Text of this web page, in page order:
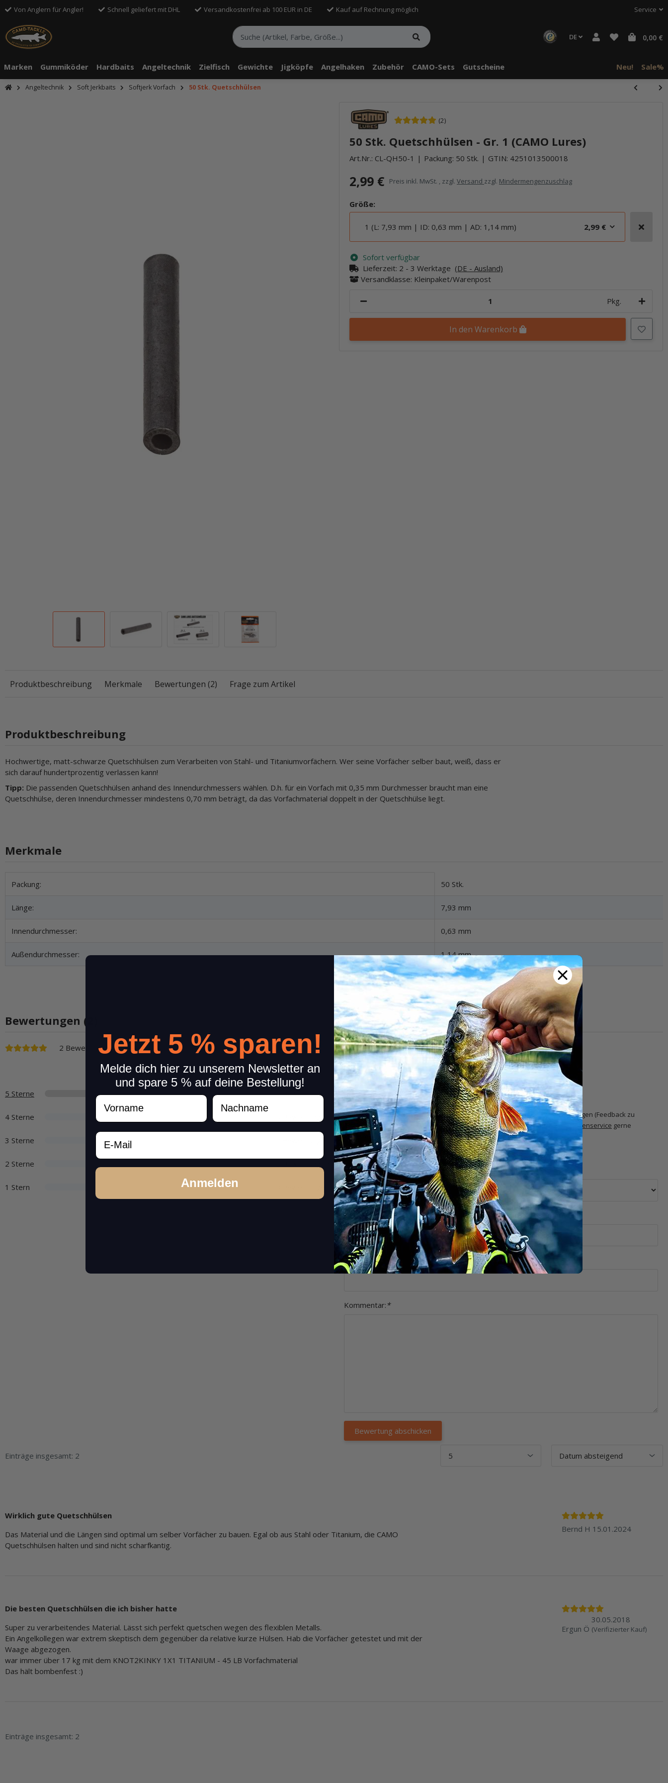
Von Anglern für Angler! Schnell geliefert mit DHL Versandkostenfrei ab 100 EUR in DE Kauf auf Rechnung möglich Service
DE 0,00 €
Marken Gummiköder Hardbaits Angeltechnik Zielfisch Gewichte Jigköpfe Angelhaken Zubehör CAMO-Sets Gutscheine Neu! Sale%
Angeltechnik Soft Jerkbaits Softjerk Vorfach 50 Stk. Quetschhülsen
(2)
50 Stk. Quetschhülsen - Gr. 1 (CAMO Lures)
Art.Nr.: CL-QH50-1 Packung: 50 Stk. GTIN: 4251013500018
2,99 € Preis inkl. MwSt. , zzgl. Versand zzgl. Mindermengenzuschlag
Größe:
1 (L: 7,93 mm | ID: 0,63 mm | AD: 1,14 mm) 2,99 €
Sofort verfügbar
Lieferzeit: 2 - 3 Werktage (DE - Ausland)
Versandklasse: Kleinpaket/Warenpost
Pkg.
In den Warenkorb
Produktbeschreibung Merkmale Bewertungen (2) Frage zum Artikel
Produktbeschreibung
Hochwertige, matt-schwarze Quetschhülsen zum Verarbeiten von Stahl- und Titaniumvorfächern. Wer seine Vorfächer selber baut, weiß, dass er
sich darauf hundertprozentig verlassen kann!
Tipp: Die passenden Quetschhülsen anhand des Innendurchmessers wählen. D.h. für ein Vorfach mit 0,35 mm Durchmesser braucht man eine
Quetschhülse, deren Innendurchmesser mindestens 0,70 mm beträgt, da das Vorfachmaterial doppelt in der Quetschhülse liegt.
Merkmale
Produkteigenschaft
Wert
Packung: 50 Stk.
Länge: 7,93 mm
Innendurchmesser: 0,63 mm
Außendurchmesser: 1,14 mm
Bewertungen (2)
2 Bewertungen
5 Sterne 2 Bewertungen
4 Sterne 0 Bewertungen
3 Sterne
2 Sterne
1 Stern
Teile anderen Kunden Deine Erfahrungen mit!
Bewerte bitte ausschließlich Deine Erfahrungen mit dem Produkt. Weitere Anliegen (Feedback zu
Produktauswahl, Preisgestaltung, Bestellung, Lieferung, etc.) nimmt unser
Kundenservice gerne
entgegen.
Artikelbewertung
Sterne:*
Name:*
Überschrift:
Kommentar: *
Einträge insgesamt: 2
Wirklich gute Quetschhülsen
Das Material und die Längen sind optimal um selber Vorfächer zu bauen. Egal ob aus Stahl oder Titanium, die CAMO
Quetschhülsen halten und sind nicht scharfkantig.
Bernd H 15.01.2024
Die besten Quetschhülsen die ich bisher hatte
Super zu verarbeitendes Material. Lässt sich perfekt quetschen wegen des flexiblen Metalls.
Ein Angelkollegen war extrem skeptisch dem gegenüber da relative kurze Hülsen. Hab die Vorfächer getestet und mit der
Waage abgezogen.
war immer über 17 kg mit dem KNOT2KINKY 1X1 TITANIUM - 45 LB Vorfachmaterial
Das hält bombenfest :)
Ergun Ö
30.05.2018
(Verifizierter Kauf)
Einträge insgesamt: 2
Jetzt 5 % sparen!
Melde dich hier zu unserem Newsletter an
und spare 5 % auf deine Bestellung!
Vorname Nachname
Email
Anmelden